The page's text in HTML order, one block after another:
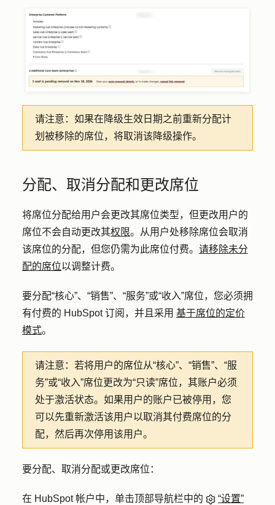
请注意： 如果在降级生效日期之前重新分配计
划被移除的席位，将取消该降级操作。
分配、取消分配和更改席位
将席位分配给用户会更改其席位类型，但更改用户的
席位不会自动更改其权限。从用户处移除席位会取消
该席位的分配，但您仍需为此席位付费。 请移除未分
配的席位以调整计费。
要分配“核心”、“销售”、“服务”或“收入”席位，您必须拥
有付费的 HubSpot 订阅，并且采用 基于席位的定价
模式。
请注意：若将用户的席位从“核心”、“销售”、“服
务”或“收入”席位更改为“只读”席位，其账户必须
处于激活状态。如果用户的账户已被停用，您
可以先重新激活该用户以取消其付费席位的分
配，然后再次停用该用户。
要分配、取消分配或更改席位：
在 HubSpot 帐户中，单击顶部导航栏中的
“设置”